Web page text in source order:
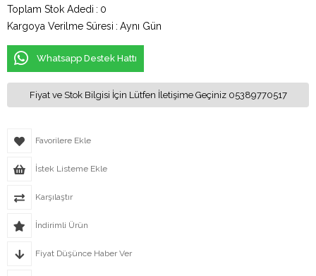
Toplam Stok Adedi : 0
Kargoya Verilme Süresi : Aynı Gün
Whatsapp Destek Hattı
Fiyat ve Stok Bilgisi İçin Lütfen İletişime Geçiniz 05389770517
Favorilere Ekle
İstek Listeme Ekle
Karşılaştır
İndirimli Ürün
Fiyat Düşünce Haber Ver